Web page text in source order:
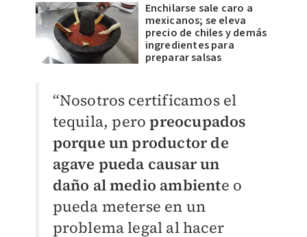
Enchilarse sale caro a
mexicanos; se eleva
precio de chiles y demás
ingredientes para
preparar salsas
“Nosotros certificamos el
tequila, peropreocupados
porque un productor de
agave pueda causar un
daño al medio ambiente o
pueda meterse en un
problema legal al hacer